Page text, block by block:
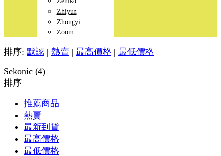
Zhiyun
Zhongyi
Zoom
排序: 默認 | 熱賣 | 最高價格 | 最低價格
Sekonic (4)
排序
推薦商品
熱賣
最新到貨
最高價格
最低價格